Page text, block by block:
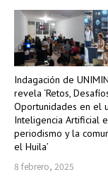
Indagación de
revela ‘Retos,
Oportunidades en el
Inteligencia Artificial
periodismo y la
el Huila’
8 febrero, 2025